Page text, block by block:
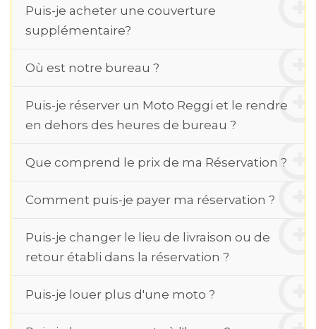
Puis-je acheter une couverture
supplémentaire?
Où est notre bureau ?
Puis-je réserver un Moto Reggi et le rendre
en dehors des heures de bureau ?
Que comprend le prix de ma Réservation ?
Comment puis-je payer ma réservation ?
Puis-je changer le lieu de livraison ou de
retour établi dans la réservation ?
Puis-je louer plus d'une moto ?